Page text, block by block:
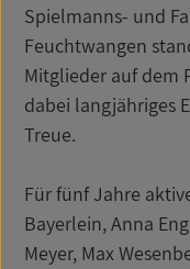
Spielmanns- und
Feuchtwangen
Mitglieder auf dem
dabei langjähriges
Treue.
Für fünf Jahre
Bayerlein, Anna
Meyer, Max